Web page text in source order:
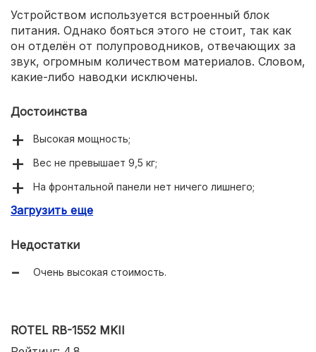
Устройством используется встроенный блок
питания. Однако бояться этого не стоит, так как
он отделён от полупроводников, отвечающих за
звук, огромным количеством материалов. Словом,
какие-либо наводки исключены.
Достоинства
Высокая мощность;
Вес не превышает 9,5 кг;
На фронтальной панели нет ничего лишнего;
Имеется балансный вход;
Загрузить еще
Недостатки
Очень высокая стоимость.
ROTEL RB-1552 MKII